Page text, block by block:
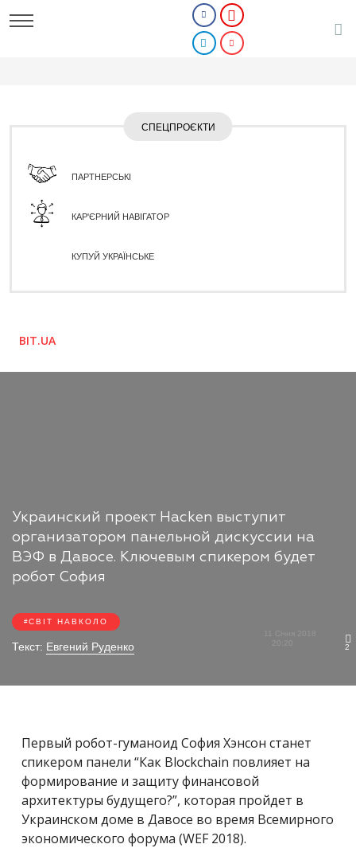
СПЕЦПРОЄКТИ
ПАРТНЕРСЬКІ
КАР'ЄРНИЙ НАВІГАТОР
КУПУЙ УКРАЇНСЬКЕ
BIT.UA
Украинский проект Hacken выступит
организатором панельной дискуссии на
ВЭФ в Давосе. Ключевым спикером будет
робот София
СВІТ НАВКОЛО
Текст: Евгений Руденко 2
Первый робот-гуманоид София Хэнсон станет
спикером панели “Как Blockchain повлияет на
формирование и защиту финансовой
архитектуры будущего?”, которая пройдет в
Украинском доме в Давосе во время Всемирного
экономического форума (WEF 2018).